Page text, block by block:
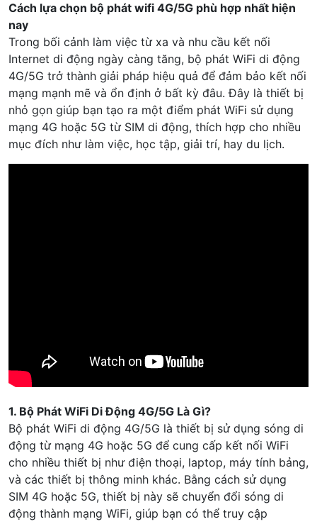
Cách lựa chọn bộ phát wifi 4G/5G phù hợp nhất hiện
nay
Trong bối cảnh làm việc từ xa và nhu cầu kết nối
Internet di động ngày càng tăng, bộ phát WiFi di động
4G/5G trở thành giải pháp hiệu quả để đảm bảo kết nối
mạng mạnh mẽ và ổn định ở bất kỳ đâu. Đây là thiết bị
nhỏ gọn giúp bạn tạo ra một điểm phát WiFi sử dụng
mạng 4G hoặc 5G từ SIM di động, thích hợp cho nhiều
mục đích như làm việc, học tập, giải trí, hay du lịch.
1. Bộ Phát WiFi Di Động 4G/5G Là Gì?
Bộ phát WiFi di động 4G/5G là thiết bị sử dụng sóng di
động từ mạng 4G hoặc 5G để cung cấp kết nối WiFi
cho nhiều thiết bị như điện thoại, laptop, máy tính bảng,
và các thiết bị thông minh khác. Bằng cách sử dụng
SIM 4G hoặc 5G, thiết bị này sẽ chuyển đổi sóng di
động thành mạng WiFi, giúp bạn có thể truy cập